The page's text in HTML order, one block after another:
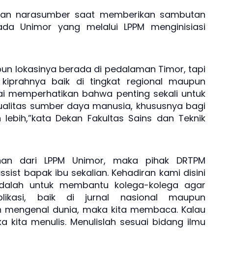
narasumber saat memberikan sambutan
Unimor yang melalui LPPM menginisiasi
lokasinya berada di pedalaman Timor, tapi
baik di tingkat regional maupun
memperhatikan bahwa penting sekali untuk
sumber daya manusia, khususnya bagi
Dekan Fakultas Sains dan Teknik
dari LPPM Unimor, maka pihak DRTPM
bapak ibu sekalian. Kehadiran kami disini
untuk membantu kolega-kolega agar
baik di jurnal nasional maupun
mengenal dunia, maka kita membaca. Kalau
kita menulis. Menulislah sesuai bidang ilmu